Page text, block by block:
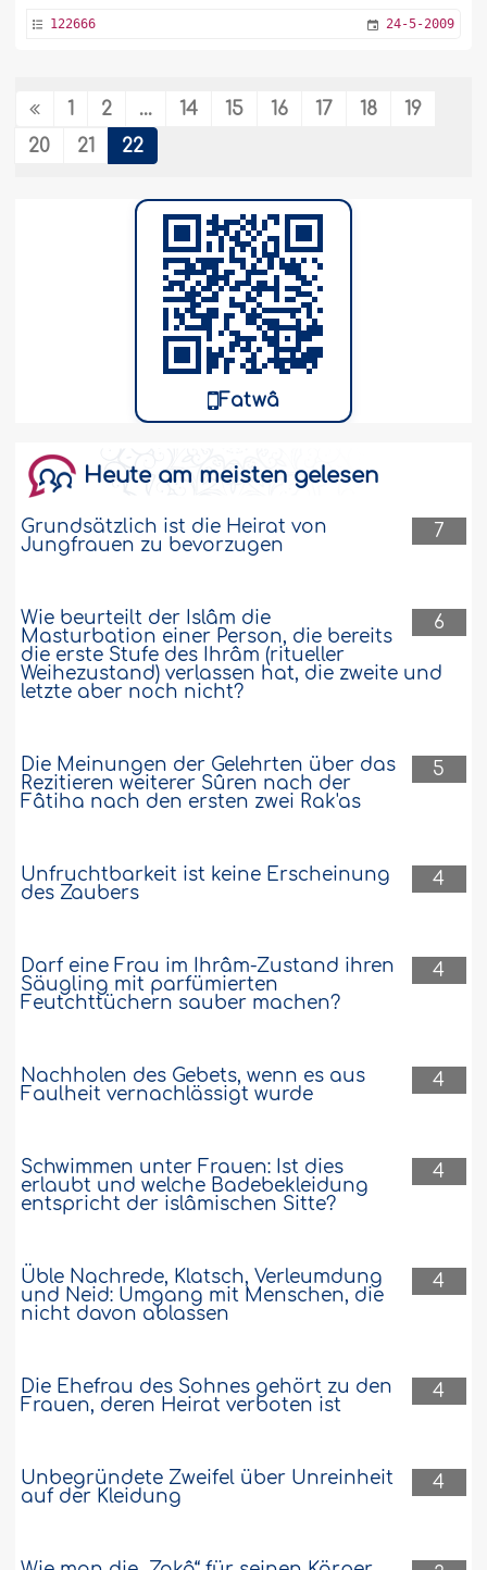
122666 24-5-2009
1 2 ... 14 15 16 17 18
19
20
21 22
Fatwâ
Heute am meisten gelesen
7
Grundsätzlich ist die Heirat von
Jungfrauen zu bevorzugen
6
Wie beurteilt der Islâm die
Masturbation einer Person, die bereits
die erste Stufe des Ihrâm (ritueller
Weihezustand) verlassen hat, die zweite und
letzte aber noch nicht?
5
Die Meinungen der Gelehrten über das
Rezitieren weiterer Sûren nach der
Fâtiha nach den ersten zwei Rak'as
4
Unfruchtbarkeit ist keine Erscheinung
des Zaubers
4
Darf eine Frau im Ihrâm-Zustand ihren
Säugling mit parfümierten
Feutchttüchern sauber machen?
4
Nachholen des Gebets, wenn es aus
Faulheit vernachlässigt wurde
4
Schwimmen unter Frauen: Ist dies
erlaubt und welche Badebekleidung
entspricht der islâmischen Sitte?
4
Üble Nachrede, Klatsch, Verleumdung
und Neid: Umgang mit Menschen, die
nicht davon ablassen
4
Die Ehefrau des Sohnes gehört zu den
Frauen, deren Heirat verboten ist
4
Unbegründete Zweifel über Unreinheit
auf der Kleidung